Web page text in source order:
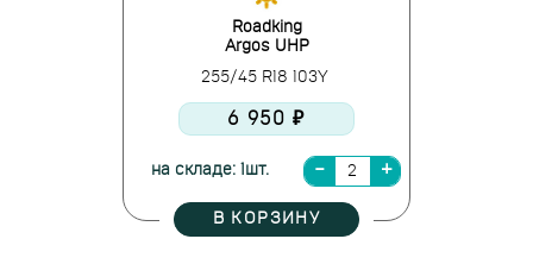
Roadking
Argos UHP
255/45 R18 103Y
6 950 ₽
на складе: 1шт.
В КОРЗИНУ